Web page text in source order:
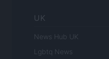
UK
News Hub UK
Lgbtq News